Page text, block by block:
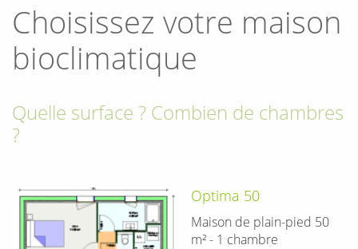
Choisissez votre maison
bioclimatique
Quelle surface ? Combien de chambres
?
Optima 50
Maison de plain-pied 50
m² - 1 chambre